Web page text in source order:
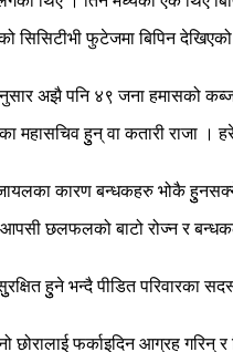
फुटेजमा बिपिन
अझै पनि ४९ जना हमासको
महासचिव हुुन् वा कतारी राजा ।
कारण बन्धकहरु भोकै हुुनसक्ने
आपसी छलफलको बाटो रोज्न र
हुुने भन्दै पीडित परिवारका
फर्काइदिन आग्रह गरिन् र